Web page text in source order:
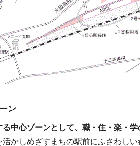
ン
る中心ゾーンとして、職・住・楽・
かしめざすまちの駅前にふさわし